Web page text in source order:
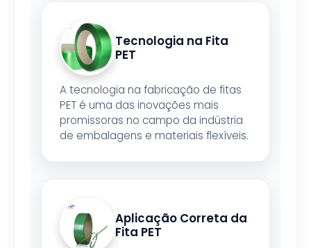
Tecnologia na Fita
PET
A tecnologia na fabricação de fitas
PET é uma das inovações mais
promissoras no campo da indústria
de embalagens e materiais flexíveis.
Aplicação Correta da
Fita PET